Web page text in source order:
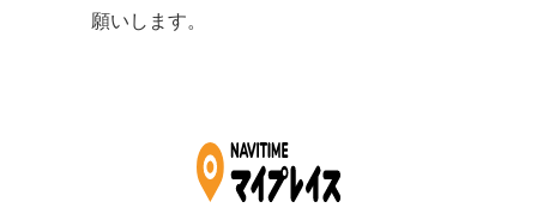
願いします。